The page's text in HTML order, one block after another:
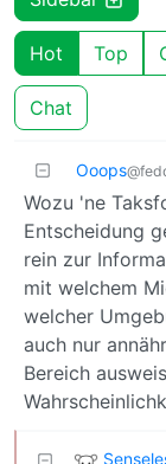
Hot Top
Chat
Ooops
Wozu 'ne
Entscheidung
rein zur
mit welchem
welcher
auch nur
Bereich